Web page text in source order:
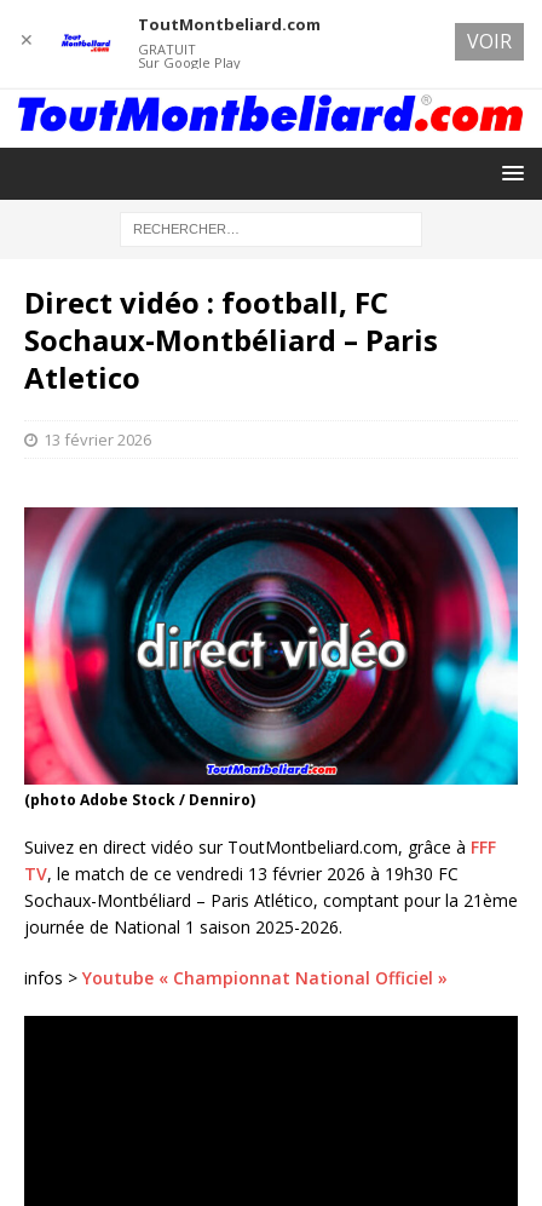
Direct vidéo : football, FC
Sochaux-Montbéliard – Paris
Atletico
13 février 2026
(photo Adobe Stock / Denniro)
Suivez en direct vidéo sur ToutMontbeliard.com, grâce à FFF
TV, le match de ce vendredi 13 février 2026 à 19h30 FC
Sochaux-Montbéliard – Paris Atlético, comptant pour la 21ème
journée de National 1 saison 2025-2026.
infos > Youtube « Championnat National Officiel »
✕
ToutMontbeliard.com
GRATUIT
Sur Google Play
VOIR